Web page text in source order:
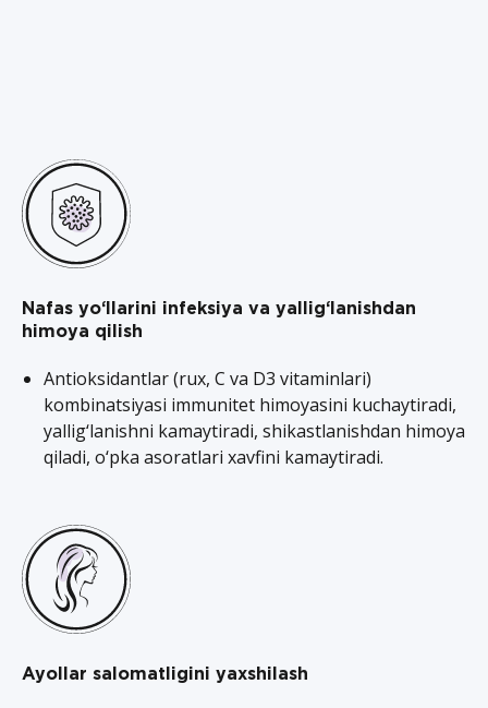
Nafas yo‘llarini infeksiya va yallig‘lanishdan
himoya qilish
Antioksidantlar (rux, C va D3 vitaminlari)
kombinatsiyasi immunitet himoyasini kuchaytiradi,
yallig‘lanishni kamaytiradi, shikastlanishdan himoya
qiladi, o‘pka asoratlari xavfini kamaytiradi.
Ayollar salomatligini yaxshilash